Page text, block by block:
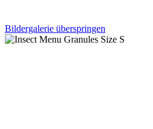
Bildergalerie überspringen